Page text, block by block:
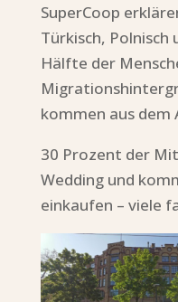
SuperCoop
Türkisch, Polnisch
Hälfte der
kommen aus dem
30 Prozent der
Wedding und
einkaufen – viele